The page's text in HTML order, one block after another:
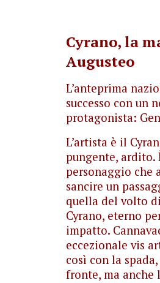
Cyrano, la
Augusteo
L’anteprima
successo con un
protagonista:
L’artista è il
pungente, ardito.
personaggio che
sancire un
quella del volto
Cyrano, eterno
impatto.
eccezionale vis
così con la
fronte, ma anche